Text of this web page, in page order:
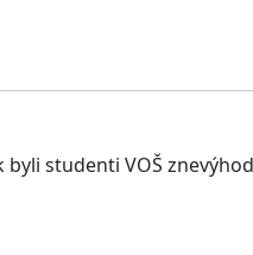
studenti VOŠ